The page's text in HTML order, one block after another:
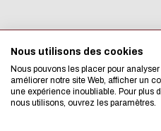
Nous avons
d'une
Nos campus
Nous utilisons des cookies
Nous pouvons les placer pour
améliorer notre site Web, afficher un
une expérience inoubliable. Pour plus
nous utilisons, ouvrez les paramètres.